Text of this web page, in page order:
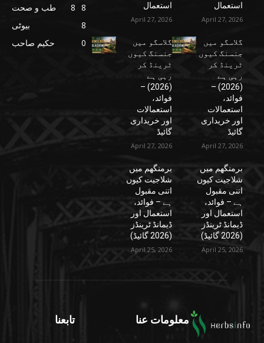
استعمال
April 27, 2026
گلاسگو میں
جنسنگ کیوں
ٹرینڈ کر
رہی ہے
(2026) –
فوائد،
استعمالات
اور خریداری
گائیڈ
April 27, 2026
برمنگھم میں
شلاجیت کیوں
اتنی مقبول
ہے – فوائد،
استعمال اور
ڈیمانڈ ٹرینڈز
(2026 گائیڈ)
April 25, 2026
استعمال
April 27, 2026
گلاسگو میں
جنسنگ کیوں
ٹرینڈ کر
رہی ہے
(2026) –
فوائد،
استعمالات
اور خریداری
گائیڈ
April 27, 2026
برمنگھم میں
شلاجیت کیوں
اتنی مقبول
ہے – فوائد،
استعمال اور
ڈیمانڈ ٹرینڈز
(2026 گائیڈ)
April 25, 2026
8
طب و صحت
8
بیوٹی
8
حکیم صاحب
0
معلومات عنا تابعنا